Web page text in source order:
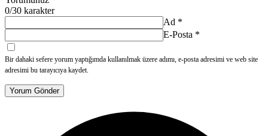
0/30 karakter
Ad *
E-Posta *
Bir dahaki sefere yorum yaptığımda kullanılmak üzere adımı, e-posta adresimi ve web site
adresimi bu tarayıcıya kaydet.
Yorum Gönder